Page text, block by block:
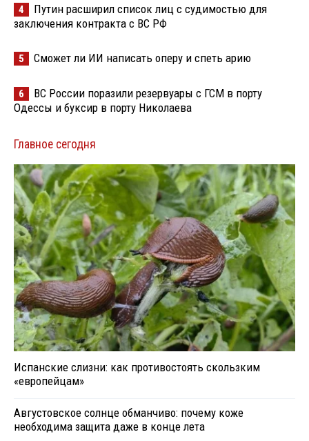
4
Путин расширил список лиц с судимостью для
заключения контракта с ВС РФ
5 Сможет ли ИИ написать оперу и спеть арию
6
ВС России поразили резервуары с ГСМ в порту
Одессы и буксир в порту Николаева
Главное сегодня
Испанские слизни: как противостоять скользким
«европейцам»
Августовское солнце обманчиво: почему коже
необходима защита даже в конце лета